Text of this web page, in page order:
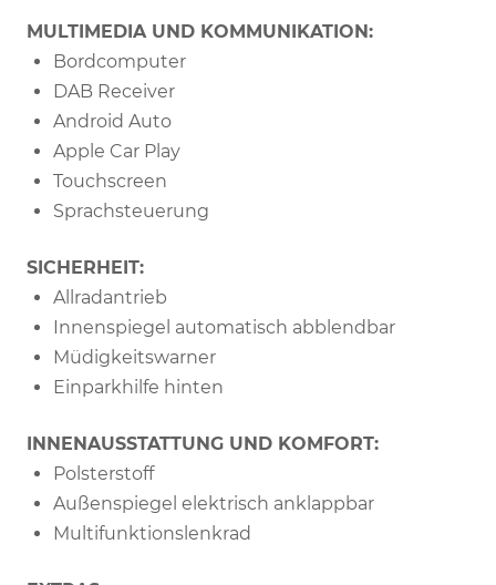
MULTIMEDIA UND KOMMUNIKATION:
Bordcomputer
DAB Receiver
Android Auto
Apple Car Play
Touchscreen
Sprachsteuerung
SICHERHEIT:
Allradantrieb
Innenspiegel automatisch abblendbar
Müdigkeitswarner
Einparkhilfe hinten
INNENAUSSTATTUNG UND KOMFORT:
Polsterstoff
Außenspiegel elektrisch anklappbar
Multifunktionslenkrad